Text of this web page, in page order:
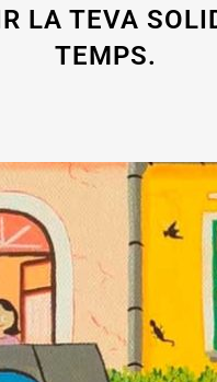
LA TEVA
TEMPS.